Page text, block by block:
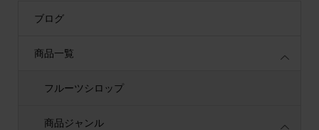
ブログ
商品一覧
フルーツシロップ
商品ジャンル